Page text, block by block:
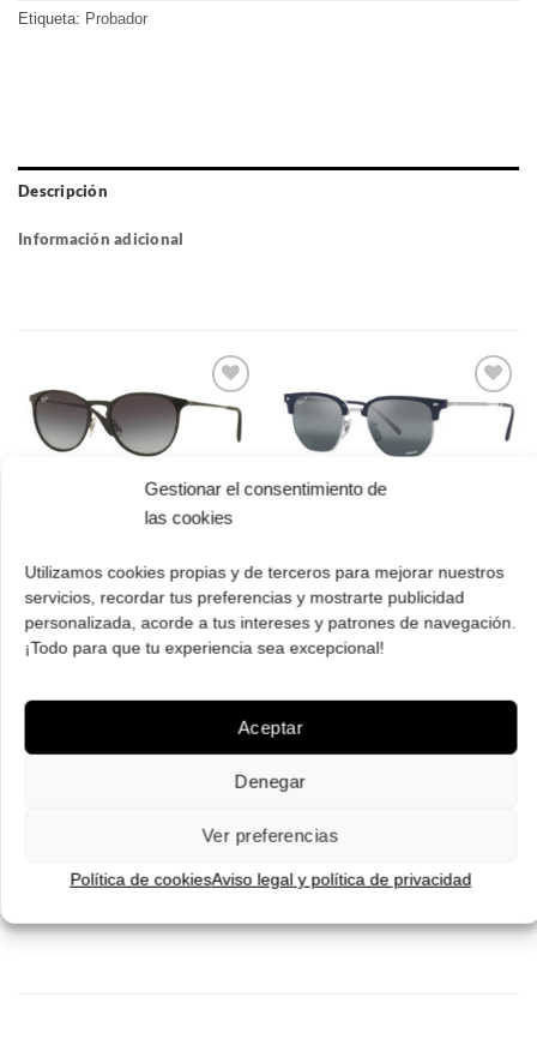
Gestionar el consentimiento de
las cookies
Utilizamos cookies propias y de terceros para mejorar nuestros
servicios, recordar tus preferencias y mostrarte publicidad
personalizada, acorde a tus intereses y patrones de navegación.
¡Todo para que tu experiencia sea excepcional!
Aceptar
Denegar
Ver preferencias
Política de cookiesAviso legal y política de privacidad
Etiqueta: Probador
Descripción
Información adicional
Gafas
de sol
que
Ray Ban RB 3539
152.00€ El
precio
original
era:
152.00 €.
106.00€El
precio
actual
es:
106.00 €.
¡Comprar!
Gafas
de sol
Clubmaster
polarizadas
243.00€ El
170.00€El
€.